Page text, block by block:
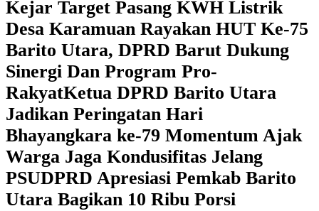
Kejar Target Pasang KWH Listrik
Desa Karamuan Rayakan HUT Ke-75
Barito Utara, DPRD Barut Dukung
Sinergi Dan Program Pro-
RakyatKetua DPRD Barito Utara
Jadikan Peringatan Hari
Bhayangkara ke-79 Momentum Ajak
Warga Jaga Kondusifitas Jelang
PSUDPRD Apresiasi Pemkab Barito
Utara Bagikan 10 Ribu Porsi